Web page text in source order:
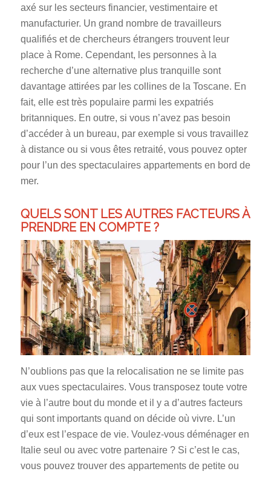
axé sur les secteurs financier, vestimentaire et
manufacturier. Un grand nombre de travailleurs
qualifiés et de chercheurs étrangers trouvent leur
place à Rome. Cependant, les personnes à la
recherche d’une alternative plus tranquille sont
davantage attirées par les collines de la Toscane. En
fait, elle est très populaire parmi les expatriés
britanniques. En outre, si vous n’avez pas besoin
d’accéder à un bureau, par exemple si vous travaillez
à distance ou si vous êtes retraité, vous pouvez opter
pour l’un des spectaculaires appartements en bord de
mer.
QUELS SONT LES AUTRES FACTEURS À
PRENDRE EN COMPTE ?
N’oublions pas que la relocalisation ne se limite pas
aux vues spectaculaires. Vous transposez toute votre
vie à l’autre bout du monde et il y a d’autres facteurs
qui sont importants quand on décide où vivre. L’un
d’eux est l’espace de vie. Voulez-vous déménager en
Italie seul ou avec votre partenaire ? Si c’est le cas,
vous pouvez trouver des appartements de petite ou